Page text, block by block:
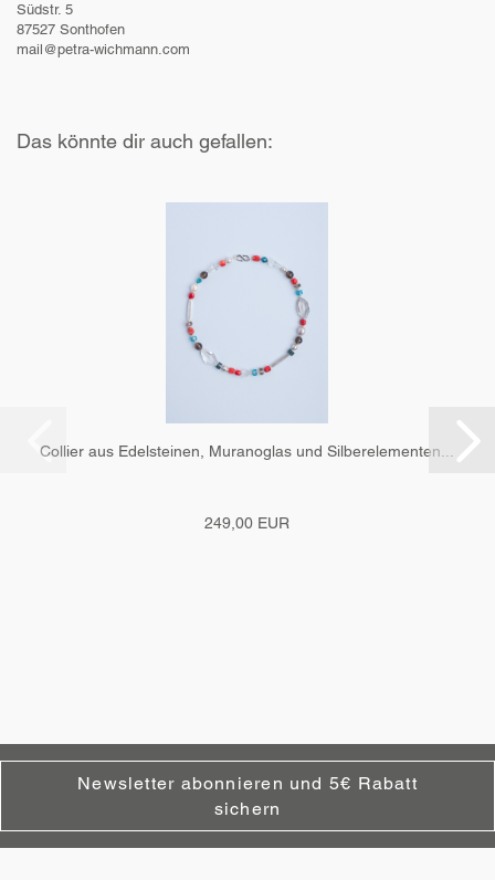
Südstr. 5
87527 Sonthofen
mail@petra-wichmann.com
Das könnte dir auch gefallen:
Collier aus Edelsteinen, Muranoglas und Silberelementen...
249,00 EUR
Newsletter abonnieren und 5€ Rabatt
sichern